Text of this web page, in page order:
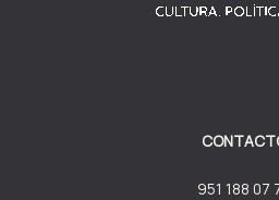
951 188 07